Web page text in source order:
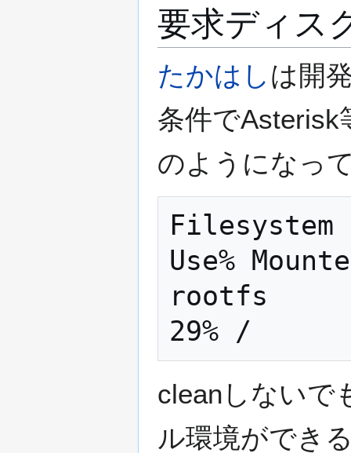
要求ディス
たかはし は開
条件でAsterisk
のようになっ
Use%
rootfs
cleanしないで
ル環境ができ